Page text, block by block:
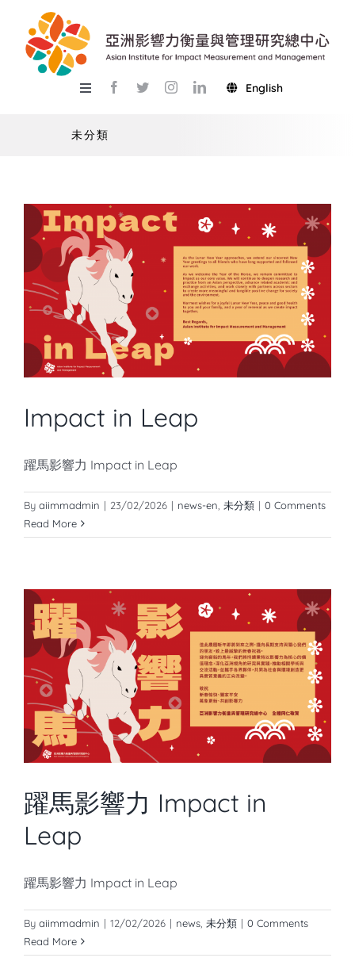
content
Toggle
產學服務
教學
活動
USR
知識庫
English
未分類
Impact in Leap
躍馬影響力 Impact in Leap
By aiimmadmin | 23/02/2026 | news-en 未分類 | 0 Comments
Read More
躍馬影響力 Impact in
Leap
躍馬影響力 Impact in Leap
By aiimmadmin | 12/02/2026 | news 未分類 | 0 Comments
Read More